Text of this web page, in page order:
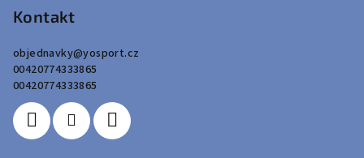
Kontakt
objednavky@yosport.cz
00420774333865
00420774333865